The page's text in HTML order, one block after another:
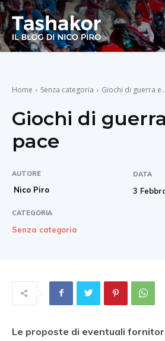
Home Senza categoria Giochi di guerra
Giochi di
pace
AUTORE
Nico Piro
DATA
3
CATEGORIA
Senza categoria
Le proposte di eventuali